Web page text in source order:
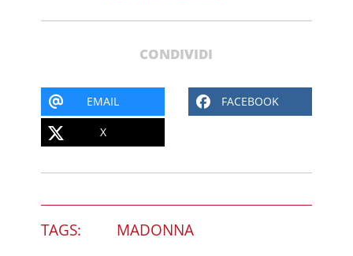
CONDIVIDI
EMAIL FACEBOOK
X
TAGS: MADONNA